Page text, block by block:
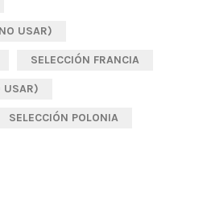
USAR)
SELECCIÓN FRANCIA
USAR)
SELECCIÓN POLONIA